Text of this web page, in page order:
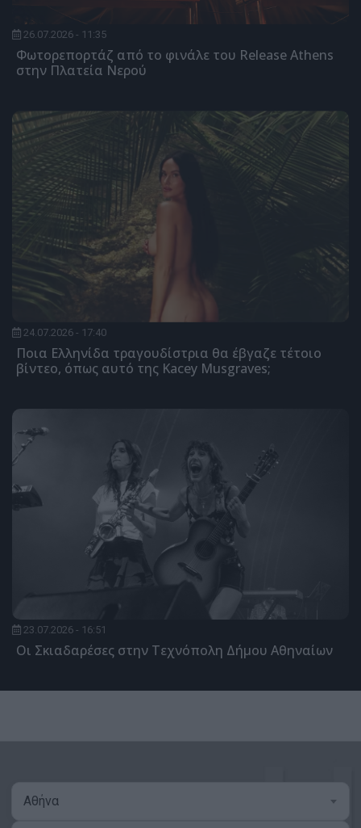
26.07.2026 - 11:35
Φωτορεπορτάζ από το φινάλε του Release Athens
στην Πλατεία Νερού
24.07.2026 - 17:40
Ποια Ελληνίδα τραγουδίστρια θα έβγαζε τέτοιο
βίντεο, όπως αυτό της Kacey Musgraves;
23.07.2026 - 16:51
Οι Σκιαδαρέσες στην Τεχνόπολη Δήμου Αθηναίων
Αθήνα